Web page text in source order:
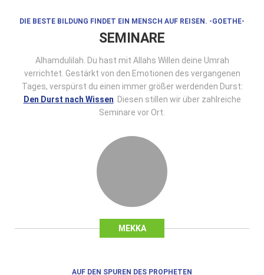
MEKKA
DIE BESTE BILDUNG FINDET EIN MENSCH AUF REISEN. -GOETHE-
SEMINARE
Alhamdulilah. Du hast mit Allahs Willen deine Umrah
verrichtet. Gestärkt von den Emotionen des vergangenen
Tages, verspürst du einen immer größer werdenden Durst:
Den Durst nach Wissen . Diesen stillen wir über zahlreiche
Seminare vor Ort.
AUF DEN SPUREN DES PROPHETEN